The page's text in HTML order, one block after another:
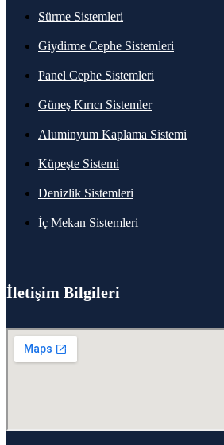
Sürme Sistemleri
Giydirme Cephe Sistemleri
Panel Cephe Sistemleri
Güneş Kırıcı Sistemler
Aluminyum Kaplama Sistemi
Küpeşte Sistemi
Denizlik Sistemleri
İç Mekan Sistemleri
İletişim Bilgileri